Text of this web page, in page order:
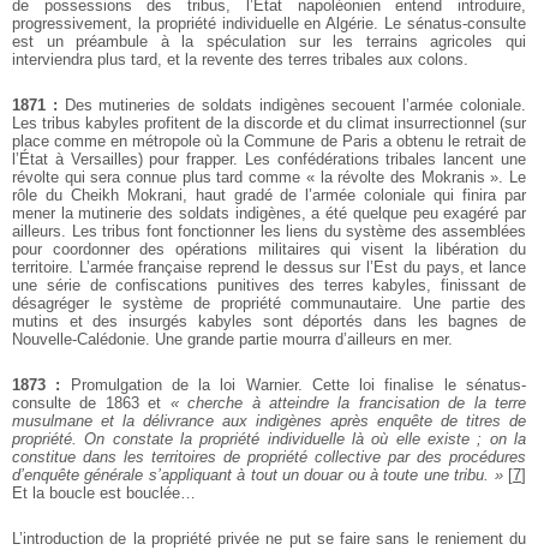
de possessions des tribus, l’État napoléonien entend introduire,
progressivement, la propriété individuelle en Algérie. Le sénatus-consulte
est un préambule à la spéculation sur les terrains agricoles qui
interviendra plus tard, et la revente des terres tribales aux colons.
1871 : Des mutineries de soldats indigènes secouent l’armée coloniale.
Les tribus kabyles profitent de la discorde et du climat insurrectionnel (sur
place comme en métropole où la Commune de Paris a obtenu le retrait de
l’État à Versailles) pour frapper. Les confédérations tribales lancent une
révolte qui sera connue plus tard comme « la révolte des Mokranis ». Le
rôle du Cheikh Mokrani, haut gradé de l’armée coloniale qui finira par
mener la mutinerie des soldats indigènes, a été quelque peu exagéré par
ailleurs. Les tribus font fonctionner les liens du système des assemblées
pour coordonner des opérations militaires qui visent la libération du
territoire. L’armée française reprend le dessus sur l’Est du pays, et lance
une série de confiscations punitives des terres kabyles, finissant de
désagréger le système de propriété communautaire. Une partie des
mutins et des insurgés kabyles sont déportés dans les bagnes de
Nouvelle-Calédonie. Une grande partie mourra d’ailleurs en mer.
1873 : Promulgation de la loi Warnier. Cette loi finalise le sénatus-
consulte de 1863 et « cherche à atteindre la francisation de la terre
musulmane et la délivrance aux indigènes après enquête de titres de
propriété. On constate la propriété individuelle là où elle existe ; on la
constitue dans les territoires de propriété collective par des procédures
d’enquête générale s’appliquant à tout un douar ou à toute une tribu. »[7]
Et la boucle est bouclée…
L’introduction de la propriété privée ne put se faire sans le reniement du